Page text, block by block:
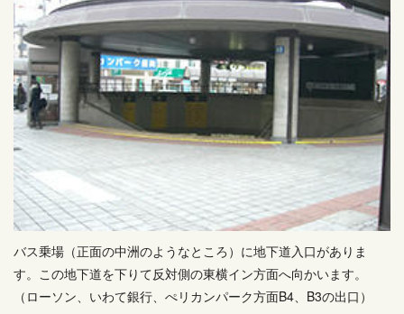
バス乗場（正面の中洲のようなところ）に地下道入口がありま
す。この地下道を下りて反対側の東横イン方面へ向かいます。
（ローソン、いわて銀行、ぺリカンパーク方面B4、B3の出口）